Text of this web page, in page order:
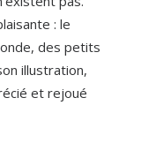
: le
des petits
illustration,
et rejoué